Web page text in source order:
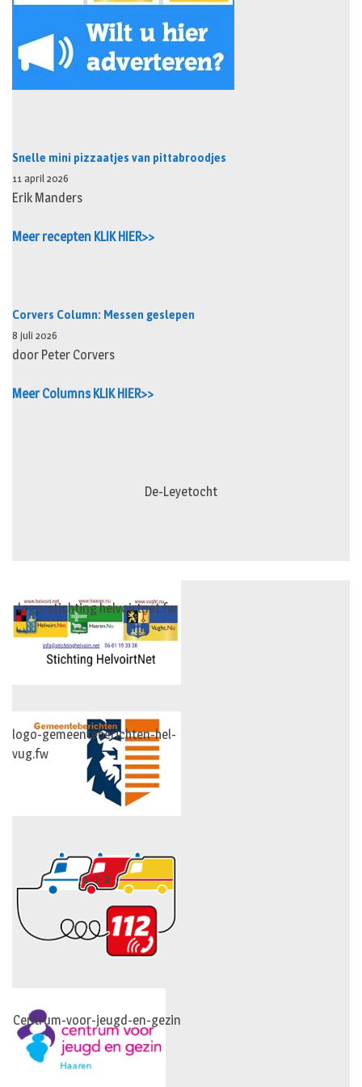
Snelle mini pizzaatjes van pittabroodjes
11 april 2026
Erik Manders
Meer recepten KLIK HIER>>
Corvers Column: Messen geslepen
8 juli 2026
door Peter Corvers
Meer Columns KLIK HIER>>
De-Leyetocht
logo-stichting helvoirtnet.fw
logo-gemeenteberichten-hel-
vug.fw
1-1-2
Centrum-voor-jeugd-en-gezin